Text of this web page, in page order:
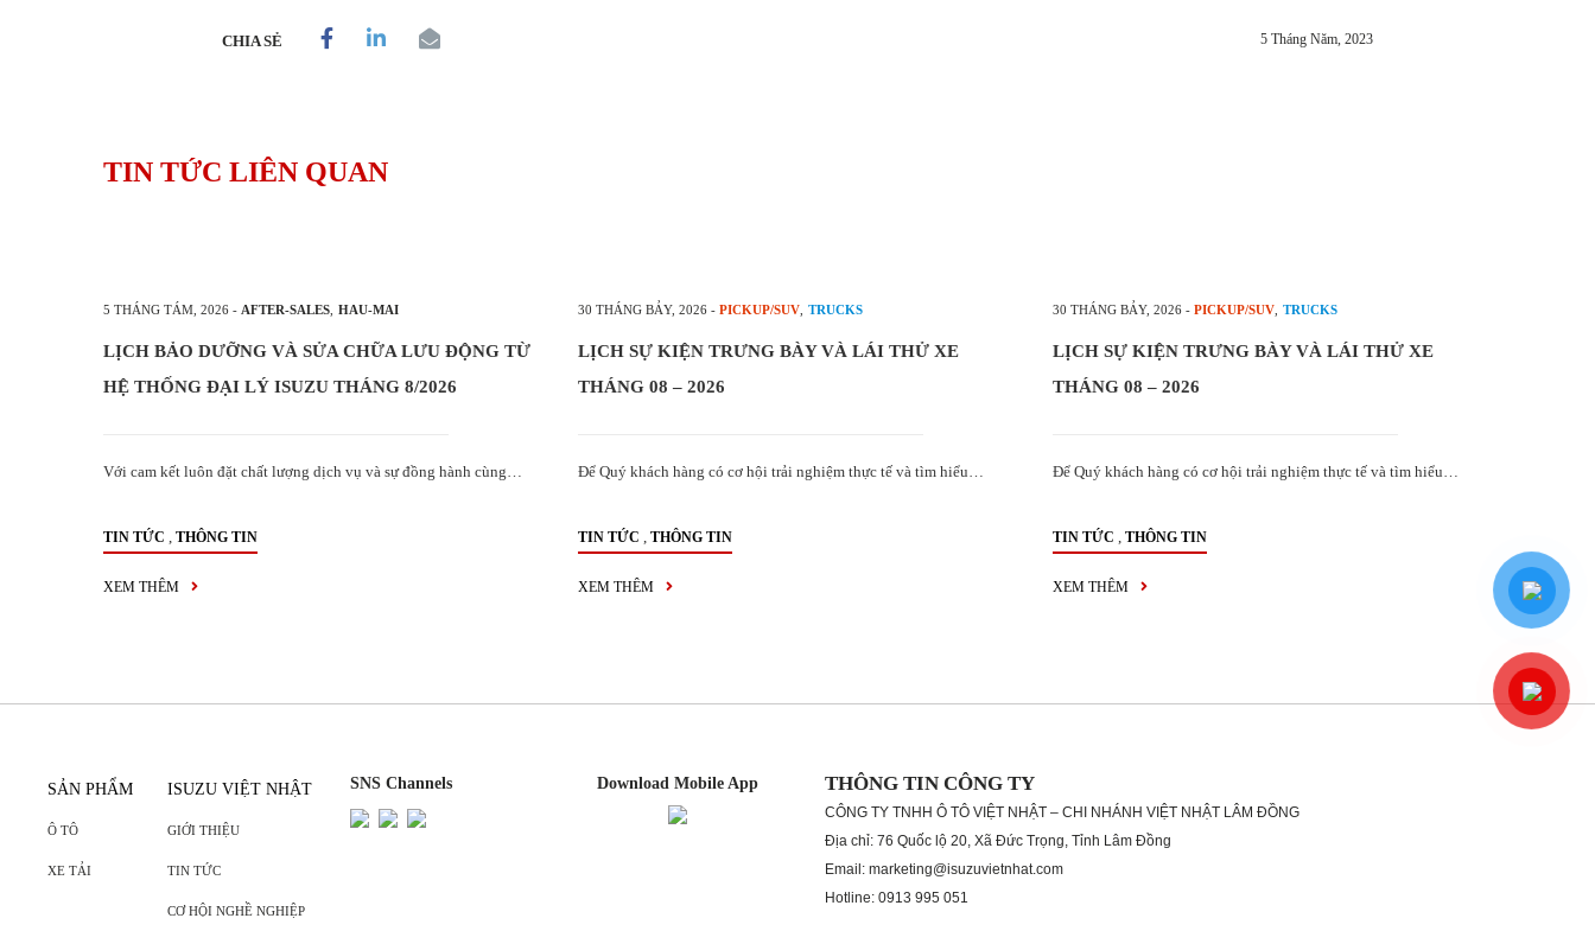
CHIA SẺ 5 Tháng Năm, 2023
TIN TỨC LIÊN QUAN
5 THÁNG TÁM, 2026 - AFTER-SALES HAU-MAI
LỊCH BẢO DƯỠNG VÀ SỬA CHỮA LƯU ĐỘNG TỪ
HỆ THỐNG ĐẠI LÝ ISUZU THÁNG 8/2026
Với cam kết luôn đặt chất lượng dịch vụ và sự đồng hành cùng…
TIN TỨC , THÔNG TIN
XEM THÊM
30 THÁNG BẢY, 2026 - PICKUP/SUV TRUCKS
LỊCH SỰ KIỆN TRƯNG BÀY VÀ LÁI THỬ XE
THÁNG 08 – 2026
Để Quý khách hàng có cơ hội trải nghiệm thực tế và tìm hiểu…
TIN TỨC , THÔNG TIN
XEM THÊM
30 THÁNG BẢY, 2026 - PICKUP/SUV TRUCKS
LỊCH SỰ KIỆN TRƯNG BÀY VÀ LÁI THỬ XE
THÁNG 08 – 2026
Để Quý khách hàng có cơ hội trải nghiệm thực tế và tìm hiểu…
TIN TỨC , THÔNG TIN
XEM THÊM
SẢN PHẨM
Ô TÔ
XE TẢI
ISUZU VIỆT NHẬT
GIỚI THIỆU
TIN TỨC
CƠ HỘI NGHỀ NGHIỆP
SNS Channels Download Mobile App THÔNG TIN CÔNG TY
CÔNG TY TNHH Ô TÔ VIỆT NHẬT – CHI NHÁNH VIỆT NHẬT LÂM ĐỒNG
Địa chỉ: 76 Quốc lộ 20, Xã Đức Trọng, Tỉnh Lâm Đồng
Email: marketing@isuzuvietnhat.com
Hotline: 0913 995 051